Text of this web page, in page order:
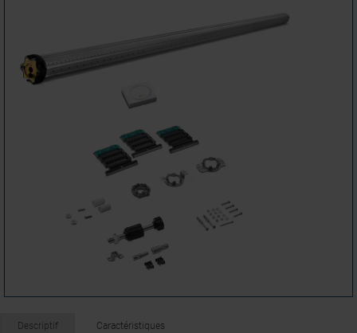
Descriptif Caractéristiques